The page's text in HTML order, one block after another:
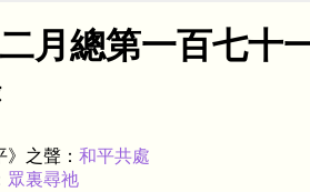
月總第一百七十
》之聲： 和平共處
眾裏尋祂